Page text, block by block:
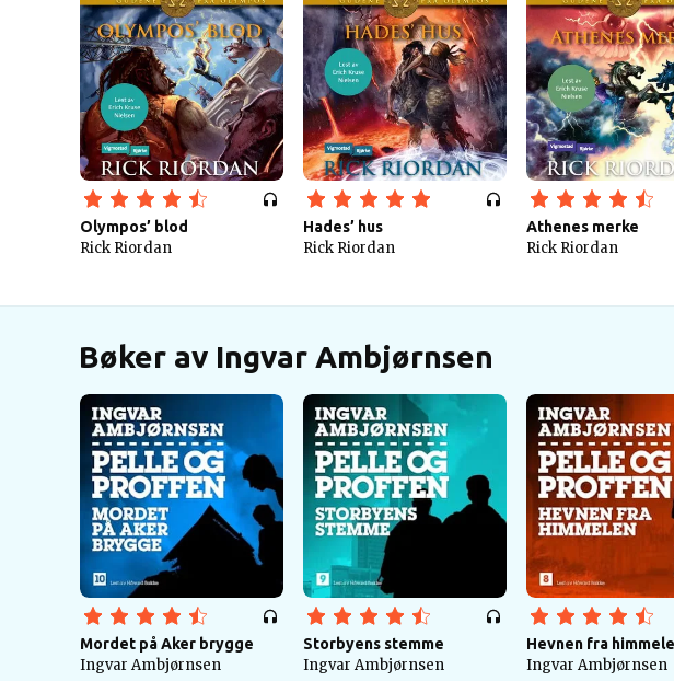
Olympos’ blod
Rick Riordan
Hades’ hus
Rick Riordan
Athenes merke
Rick Riordan
Bøker av Ingvar Ambjørnsen
Mordet på Aker brygge
Ingvar Ambjørnsen
Storbyens stemme
Ingvar Ambjørnsen
Hevnen fra
Ingvar Ambjørnsen